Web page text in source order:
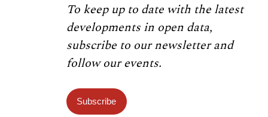
To keep up to date with the latest
developments in open data,
subscribe to our newsletter and
follow our events.
Subscribe